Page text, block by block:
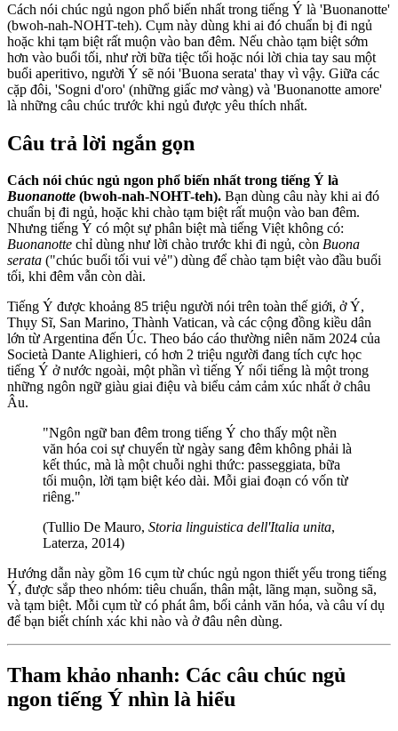
Cách nói chúc ngủ ngon phổ biến nhất trong tiếng Ý là 'Buonanotte'
(bwoh-nah-NOHT-teh). Cụm này dùng khi ai đó chuẩn bị đi ngủ
hoặc khi tạm biệt rất muộn vào ban đêm. Nếu chào tạm biệt sớm
hơn vào buổi tối, như rời bữa tiệc tối hoặc nói lời chia tay sau một
buổi aperitivo, người Ý sẽ nói 'Buona serata' thay vì vậy. Giữa các
cặp đôi, 'Sogni d'oro' (những giấc mơ vàng) và 'Buonanotte amore'
là những câu chúc trước khi ngủ được yêu thích nhất.
Câu trả lời ngắn gọn
Cách nói chúc ngủ ngon phổ biến nhất trong tiếng Ý là
Buonanotte (bwoh-nah-NOHT-teh). Bạn dùng câu này khi ai đó
chuẩn bị đi ngủ, hoặc khi chào tạm biệt rất muộn vào ban đêm.
Nhưng tiếng Ý có một sự phân biệt mà tiếng Việt không có:
Buonanotte chỉ dùng như lời chào trước khi đi ngủ, còn Buona
serata ("chúc buổi tối vui vẻ") dùng để chào tạm biệt vào đầu buổi
tối, khi đêm vẫn còn dài.
Tiếng Ý được khoảng 85 triệu người nói trên toàn thế giới, ở Ý,
Thụy Sĩ, San Marino, Thành Vatican, và các cộng đồng kiều dân
lớn từ Argentina đến Úc. Theo báo cáo thường niên năm 2024 của
Società Dante Alighieri, có hơn 2 triệu người đang tích cực học
tiếng Ý ở nước ngoài, một phần vì tiếng Ý nổi tiếng là một trong
những ngôn ngữ giàu giai điệu và biểu cảm cảm xúc nhất ở châu
Âu.
"Ngôn ngữ ban đêm trong tiếng Ý cho thấy một nền
văn hóa coi sự chuyển từ ngày sang đêm không phải là
kết thúc, mà là một chuỗi nghi thức: passeggiata, bữa
tối muộn, lời tạm biệt kéo dài. Mỗi giai đoạn có vốn từ
riêng."
(Tullio De Mauro, Storia linguistica dell'Italia unita,
Laterza, 2014)
Hướng dẫn này gồm 16 cụm từ chúc ngủ ngon thiết yếu trong tiếng
Ý, được sắp theo nhóm: tiêu chuẩn, thân mật, lãng mạn, suồng sã,
và tạm biệt. Mỗi cụm từ có phát âm, bối cảnh văn hóa, và câu ví dụ
để bạn biết chính xác khi nào và ở đâu nên dùng.
Tham khảo nhanh: Các câu chúc ngủ
ngon tiếng Ý nhìn là hiểu